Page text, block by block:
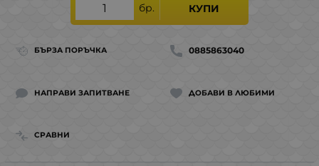
бр. КУПИ
БЪРЗА ПОРЪЧКА 0885863040
НАПРАВИ ЗАПИТВАНЕ ДОБАВИ В ЛЮБИМИ
СРАВНИ